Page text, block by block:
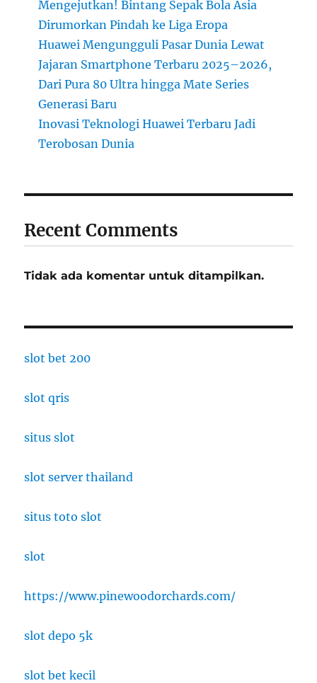
Mengejutkan! Bintang Sepak Bola Asia
Dirumorkan Pindah ke Liga Eropa
Huawei Mengungguli Pasar Dunia Lewat
Jajaran Smartphone Terbaru 2025–2026,
Dari Pura 80 Ultra hingga Mate Series
Generasi Baru
Inovasi Teknologi Huawei Terbaru Jadi
Terobosan Dunia
Recent Comments
Tidak ada komentar untuk ditampilkan.
slot bet 200
slot qris
situs slot
slot server thailand
situs toto slot
slot
https://www.pinewoodorchards.com/
slot depo 5k
slot bet kecil